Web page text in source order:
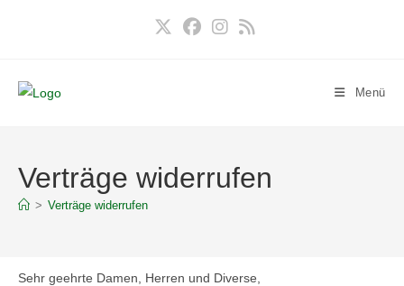
Menü
Verträge widerrufen
> Verträge widerrufen
Sehr geehrte Damen, Herren und Diverse,